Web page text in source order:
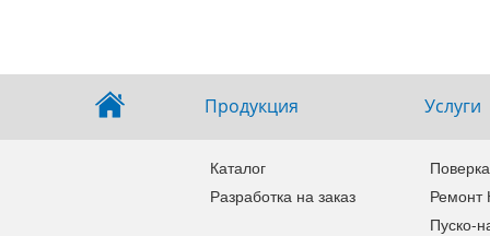
Продукция
Каталог
Разработка на заказ
Услуги
Поверка
Ремонт
Пуско-